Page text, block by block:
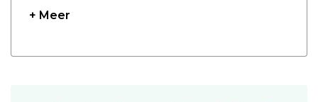
+ Meer